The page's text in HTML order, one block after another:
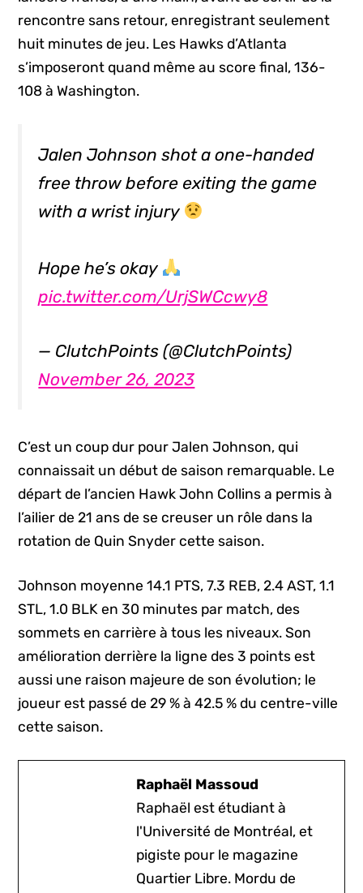
rencontre sans retour, enregistrant seulement
huit minutes de jeu. Les Hawks d’Atlanta
s’imposeront quand même au score final, 136-
108 à Washington.
Jalen Johnson shot a one-handed
free throw before exiting the game
with a wrist injury
Hope he’s okay
pic.twitter.com/UrjSWCcwy8
— ClutchPoints (@ClutchPoints)
November 26, 2023
C’est un coup dur pour Jalen Johnson, qui
connaissait un début de saison remarquable. Le
départ de l’ancien Hawk John Collins a permis à
l’ailier de 21 ans de se creuser un rôle dans la
rotation de Quin Snyder cette saison.
Johnson moyenne 14.1 PTS, 7.3 REB, 2.4 AST, 1.1
STL, 1.0 BLK en 30 minutes par match, des
sommets en carrière à tous les niveaux. Son
amélioration derrière la ligne des 3 points est
aussi une raison majeure de son évolution; le
joueur est passé de 29 % à 42.5 % du centre-ville
cette saison.
Raphaël Massoud
Raphaël est étudiant à
l'Université de Montréal, et
pigiste pour le magazine
Quartier Libre. Mordu de